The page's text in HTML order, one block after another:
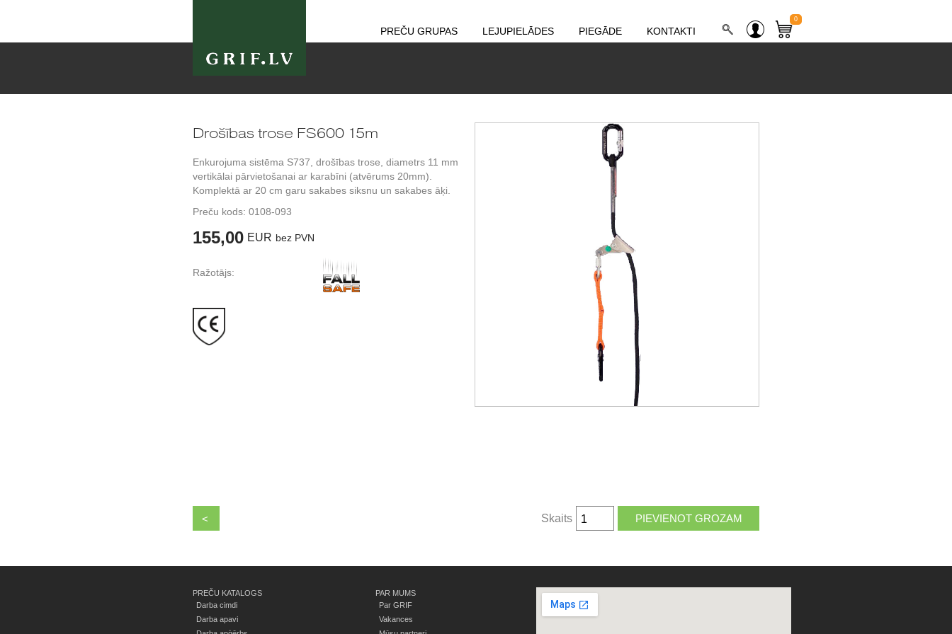
PREČU GRUPAS LEJUPIELĀDES PIEGĀDE KONTAKTI
0
Drošības trose FS600 15m
Enkurojuma sistēma S737, drošības trose, diametrs 11 mm
vertikālai pārvietošanai ar karabīni (atvērums 20mm).
Komplektā ar 20 cm garu sakabes siksnu un sakabes āķi.
Preču kods: 0108-093
155,00 EUR bez PVN
Ražotājs:
< Skaits
PREČU KATALOGS
Darba cimdi
Darba apavi
PAR MUMS
Par GRIF
Vakances